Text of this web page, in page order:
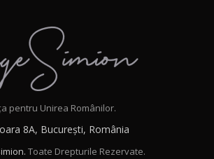
pentru Unirea Românilor.
8A, București, România
Toate Drepturile Rezervate.